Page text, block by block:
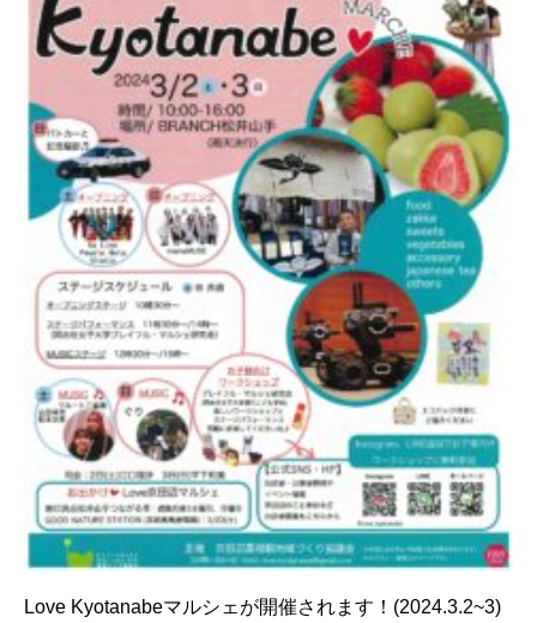
Love Kyotanabeマルシェが開催されます！(2024.3.2~3)